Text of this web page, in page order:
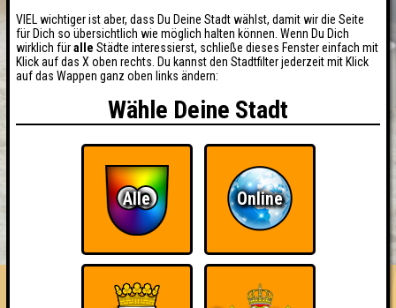
HIGHSCORE RESERVIERUNG
FAQ ÜBER UNS
VIEL wichtiger ist aber, dass Du Deine Stadt wählst, damit wir die Seite
für Dich so übersichtlich wie möglich halten können. Wenn Du Dich
wirklich füralle Städte interessierst, schließe dieses Fenster einfach mit
Klick auf das X oben rechts. Du kannst den Stadtfilter jederzeit mit Klick
auf das Wappen ganz oben links ändern:
Wähle Deine Stadt
Alle Online